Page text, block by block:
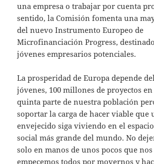
una empresa o trabajar por cuenta
sentido, la Comisión fomenta una
del nuevo Instrumento Europeo de
Microfinanciación Progress,
jóvenes empresarios potenciales.
La prosperidad de Europa depende
jóvenes, 100 millones de proyectos
quinta parte de nuestra población
soportar la carga de hacer viable que
envejecido siga viviendo en el
social más grande del mundo. No
solo en manos de unos pocos que
empecemos todos por movernos y